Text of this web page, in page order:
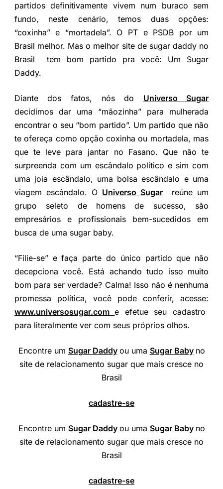
partidos definitivamente vivem num buraco sem
fundo, neste cenário, temos duas opções:
“coxinha” e “mortadela”. O PT e PSDB por um
Brasil melhor. Mas o melhor site de sugar daddy no
Brasil tem bom partido pra você: Um Sugar
Daddy.
Diante dos fatos, nós do Universo Sugar
decidimos dar uma “mãozinha” para mulherada
encontrar o seu “bom partido”. Um partido que não
te ofereça como opção coxinha ou mortadela, mas
que te leve para jantar no Fasano. Que não te
surpreenda com um escândalo político e sim com
uma joia escândalo, uma bolsa escândalo e uma
viagem escândalo. O Universo Sugar reúne um
grupo seleto de homens de sucesso, são
empresários e profissionais bem-sucedidos em
busca de uma sugar baby.
“Filie-se” e faça parte do único partido que não
decepciona você. Está achando tudo isso muito
bom para ser verdade? Calma! Isso não é nenhuma
promessa política, você pode conferir, acesse:
www.universosugar.come efetue seu cadastro
para literalmente ver com seus próprios olhos.
Encontre um Sugar Daddy ou uma Sugar Baby no
site de relacionamento sugar que mais cresce no
Brasil
cadastre-se
Encontre um Sugar Daddy ou uma Sugar Baby no
site de relacionamento sugar que mais cresce no
Brasil
cadastre-se